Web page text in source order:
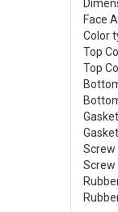
Face
Color
Top
Top
Screw
Screw